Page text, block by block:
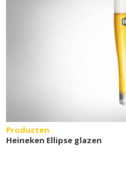
Producten
Heineken Ellipse glazen